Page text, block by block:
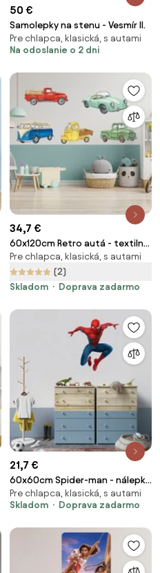
50 €
Samolepky na stenu - Vesmír II.
Pre chlapca, klasická, s autami
Na odoslanie o 2 dni
34,7 €
60x120cm Retro autá - textilná
nálepka na stenu
Pre chlapca, klasická, s autami
(2)
Skladom
Doprava zadarmo
21,7 €
60x60cm Spider-man - nálepka
na stenu
Pre chlapca, klasická, s autami
Skladom
Doprava zadarmo